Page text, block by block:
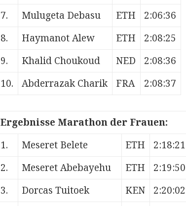
7.
Mulugeta Debasu ETH
2:06:36
8.
Haymanot Alew ETH
2:08:25
9.
Khalid Choukoud NED
2:08:36
10.
Abderrazak Charik FRA 2:08:37
Ergebnisse Marathon der Frauen:
1.
Meseret Belete ETH
2:18:21
2.
Meseret Abebayehu ETH
2:19:50
3.
Dorcas Tuitoek KEN
2:20:02